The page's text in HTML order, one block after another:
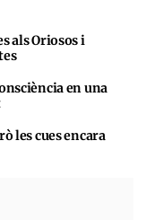
als Oriosos i
en una
les cues encara